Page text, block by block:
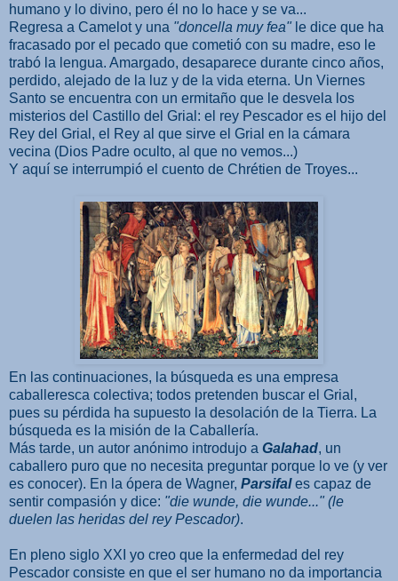
humano y lo divino, pero él no lo hace y se va...
Regresa a Camelot y una "doncella muy fea" le dice que ha
fracasado por el pecado que cometió con su madre, eso le
trabó la lengua. Amargado, desaparece durante cinco años,
perdido, alejado de la luz y de la vida eterna. Un Viernes
Santo se encuentra con un ermitaño que le desvela los
misterios del Castillo del Grial: el rey Pescador es el hijo del
Rey del Grial, el Rey al que sirve el Grial en la cámara
vecina (Dios Padre oculto, al que no vemos...)
Y aquí se interrumpió el cuento de Chrétien de Troyes...
En las continuaciones, la búsqueda es una empresa
caballeresca colectiva; todos pretenden buscar el Grial,
pues su pérdida ha supuesto la desolación de la Tierra. La
búsqueda es la misión de la Caballería.
Más tarde, un autor anónimo introdujo a Galahad, un
caballero puro que no necesita preguntar porque lo ve (y ver
es conocer). En la ópera de Wagner, Parsifales capaz de
sentir compasión y dice: "die wunde, die wunde..." (le
duelen las heridas del rey Pescador).
En pleno siglo XXI yo creo que la enfermedad del rey
Pescador consiste en que el ser humano no da importancia